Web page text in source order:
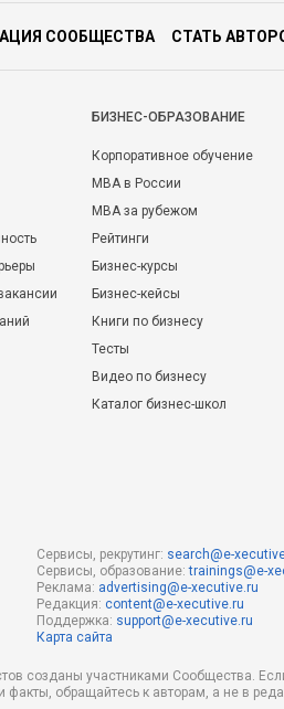
СООБЩЕСТВА СТАТЬ
БИЗНЕС-ОБРАЗОВАНИЕ
Корпоративное обучение
MBA в России
MBA за рубежом
Рейтинги
Бизнес-курсы
Бизнес-кейсы
Книги по бизнесу
Тесты
Видео по бизнесу
Каталог бизнес-школ
Сервисы, рекрутинг: search@e-
Сервисы, образование:trainings@e-
Реклама: advertising@e-xecutive.ru
Редакция: content@e-xecutive.ru
Поддержка: support@e-xecutive.ru
Карта сайта
созданы участниками Сообщества.
факты, обращайтесь к авторам, а не в